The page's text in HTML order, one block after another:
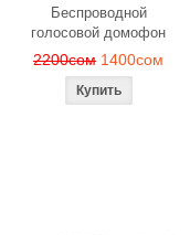
Беспроводной
голосовой домофон
2200сом 1400сом